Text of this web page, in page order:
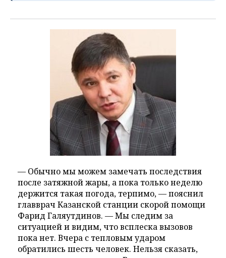
— Обычно мы можем замечать последствия
после затяжной жары, а пока только неделю
держится такая погода, терпимо, — пояснил
главврач Казанской станции скорой помощи
Фарид Галяутдинов. — Мы следим за
ситуацией и видим, что всплеска вызовов
пока нет. Вчера с тепловым ударом
обратились шесть человек. Нельзя сказать,